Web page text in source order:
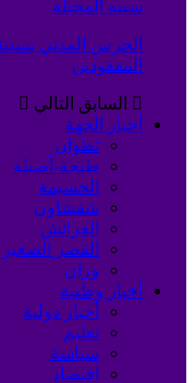
سبته المحتلة
الحرس المدني
المفقودين
السابق التالي
أخبار الجهة
تطوان
طنجة-أصيلة
الحسيمة
شفشاون
العرائش
القصر الصغير
وزان
أخبار وطنية
أخبار دولية
تعليم
سياسة
اقتصاد